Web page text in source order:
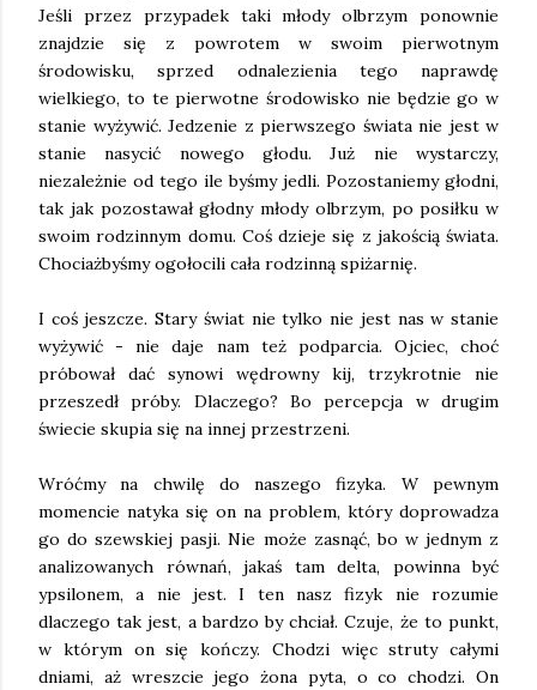
Jeśli przez przypadek taki młody olbrzym ponownie
znajdzie się z powrotem w swoim pierwotnym
środowisku, sprzed odnalezienia tego naprawdę
wielkiego, to te pierwotne środowisko nie będzie go w
stanie wyżywić. Jedzenie z pierwszego świata nie jest w
stanie nasycić nowego głodu. Już nie wystarczy,
niezależnie od tego ile byśmy jedli. Pozostaniemy głodni,
tak jak pozostawał głodny młody olbrzym, po posiłku w
swoim rodzinnym domu. Coś dzieje się z jakością świata.
Chociażbyśmy ogołocili cała rodzinną spiżarnię.
I coś jeszcze. Stary świat nie tylko nie jest nas w stanie
wyżywić - nie daje nam też podparcia. Ojciec, choć
próbował dać synowi wędrowny kij, trzykrotnie nie
przeszedł próby. Dlaczego? Bo percepcja w drugim
świecie skupia się na innej przestrzeni.
Wróćmy na chwilę do naszego fizyka. W pewnym
momencie natyka się on na problem, który doprowadza
go do szewskiej pasji. Nie może zasnąć, bo w jednym z
analizowanych równań, jakaś tam delta, powinna być
ypsilonem, a nie jest. I ten nasz fizyk nie rozumie
dlaczego tak jest, a bardzo by chciał. Czuje, że to punkt,
w którym on się kończy. Chodzi więc struty całymi
dniami, aż wreszcie jego żona pyta, o co chodzi. On